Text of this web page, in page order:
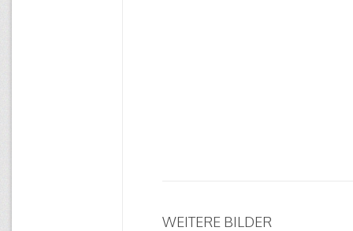
WEITERE BILDER